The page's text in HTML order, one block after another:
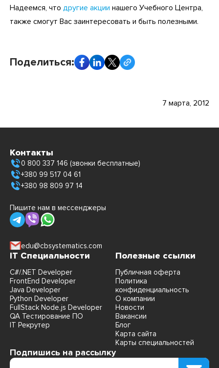
Надеемся, что другие акции нашего Учебного Центра,
также смогут Вас заинтересовать и быть полезными.
Поделиться:
7 марта, 2012
Контакты
0 800 337 146 (звонки бесплатные)
+380 99 517 04 61
+380 98 809 97 14
Пишите нам в мессенджеры
edu@cbsystematics.com
IT Специальности
C#/.NET Developer
FrontEnd Developer
Java Developer
Python Developer
FullStack Node.js Developer
QA Тестирование ПО
IT Рекрутер
Полезные ссылки
Публичная оферта
Политика
конфиденциальность
О компании
Новости
Вакансии
Блог
Карта сайта
Карты специальностей
Подпишись на рассылку